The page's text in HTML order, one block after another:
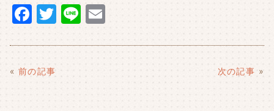
F
c
e
T
it
Li
e ai
« 前の記事 次の記事 »